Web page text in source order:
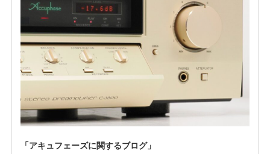
「アキュフェーズに関するブログ」